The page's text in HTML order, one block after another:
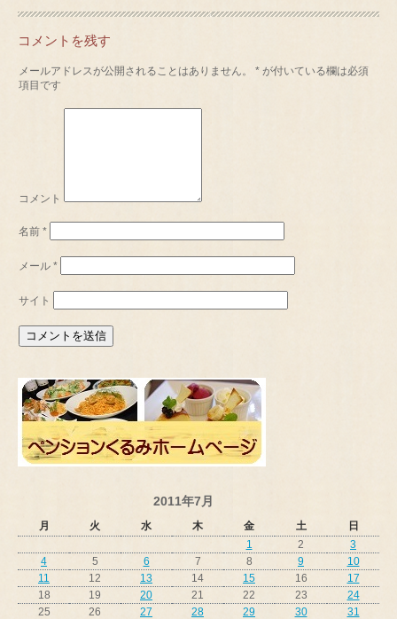
コメントを残す
メールアドレスが公開されることはありません。 * が付いている欄は必須
項目です
コメント
名前*
メール*
サイト
2011年7月
月 火 水 木 金 土 日
1 2
3
4
5 6 7 8 9
10
11
12 13 14 15 16
17
18
19 20 21 22 23
24
25
26 27 28 29 30 31